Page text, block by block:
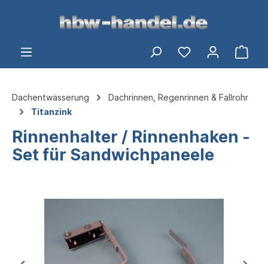
springen
Dachentwässerung
Dachrinnen, Regenrinnen & Fallrohr
Titanzink
Rinnenhalter / Rinnenhaken -
Set für Sandwichpaneele